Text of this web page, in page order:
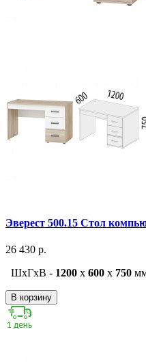
Эверест 500.15 Стол
26 430 р.
ШxГxВ - 1200 x 600 x 750
В корзину